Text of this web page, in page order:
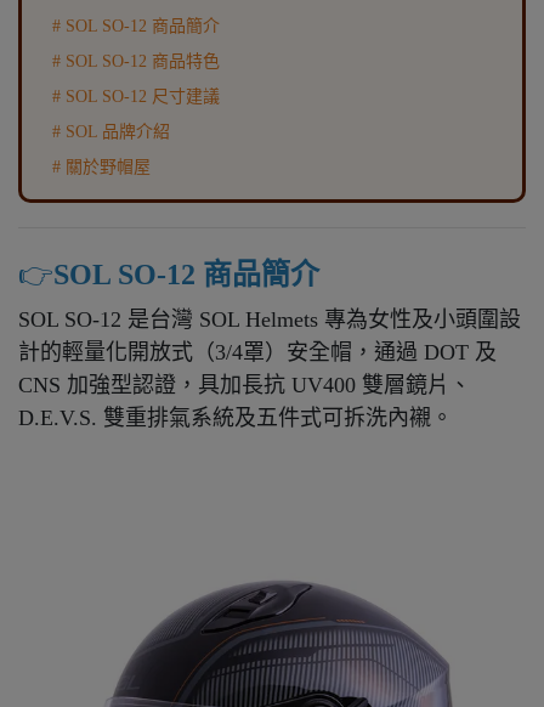
# SOL SO-12 商品簡介
# SOL SO-12 商品特色
# SOL SO-12 尺寸建議
# SOL 品牌介紹
# 關於野帽屋
👉️SOL SO-12 商品簡介
SOL SO-12 是台灣 SOL Helmets 專為女性及小頭圍設
計的輕量化開放式（3/4罩）安全帽，通過 DOT 及
CNS 加強型認證，具加長抗 UV400 雙層鏡片、
D.E.V.S. 雙重排氣系統及五件式可拆洗內襯。